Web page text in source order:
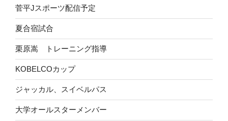
菅平Jスポーツ配信予定
夏合宿試合
栗原嵩 トレーニング指導
KOBELCOカップ
ジャッカル、スイベルパス
大学オールスターメンバー